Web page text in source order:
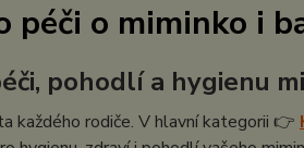
péči o miminko i
pohodlí a hygienu
každého rodiče. V hlavní kategorii 👉